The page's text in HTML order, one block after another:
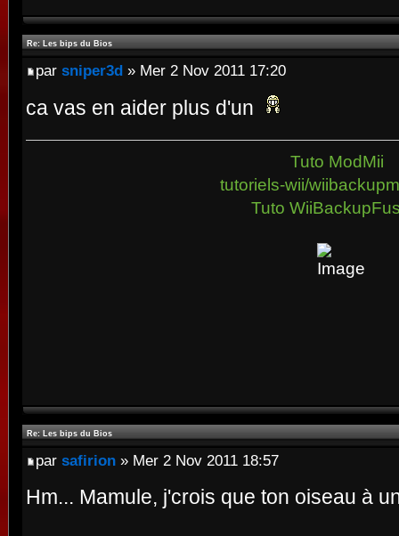
Re: Les bips du Bios
par sniper3d » Mer 2 Nov 2011 17:20
ca vas en aider plus d'un
Tuto ModMii
tutoriels-wii/
Tuto
Re: Les bips du Bios
par safirion » Mer 2 Nov 2011 18:57
Hm... Mamule, j'crois que ton oiseau à